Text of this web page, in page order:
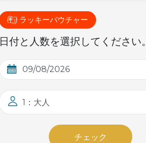
ラッキーバウチャー
日付と人数を選択してください。
1：大人
チェック